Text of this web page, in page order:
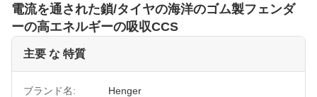
電流を通された鎖/タイヤの海洋のゴム製フェンダ
ーの高エネルギーの吸収CCS
主要 な 特質
ブランド名:
Henger